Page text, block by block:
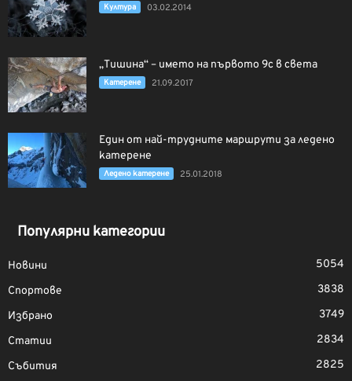
Култура 03.02.2014
„Тишина“ – името на първото 9c в света
Катерене 21.09.2017
Един от най-трудните маршрути за ледено
катерене
Ледено катерене 25.01.2018
Популярни категории
Новини
5054
Спортове
3838
Избрано
3749
Статии
2834
Събития
2825